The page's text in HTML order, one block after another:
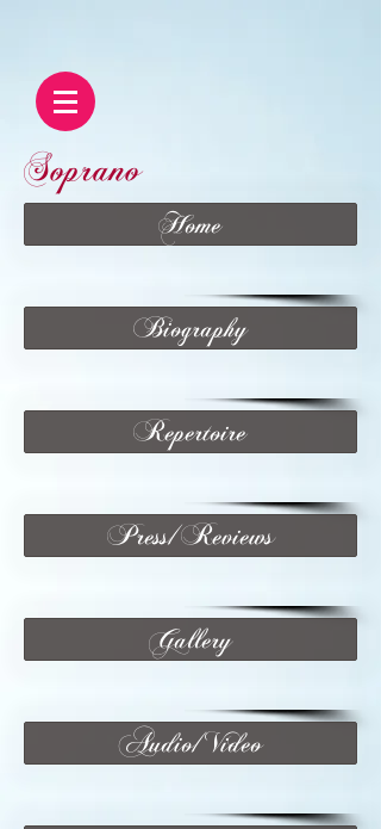
Soprano
Home
Biography
Repertoire
Press/Reviews
Gallery
Audio/Video